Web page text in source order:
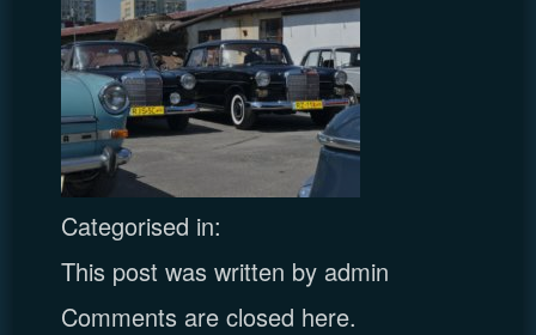
Categorised in:
This post was written by admin
Comments are closed here.